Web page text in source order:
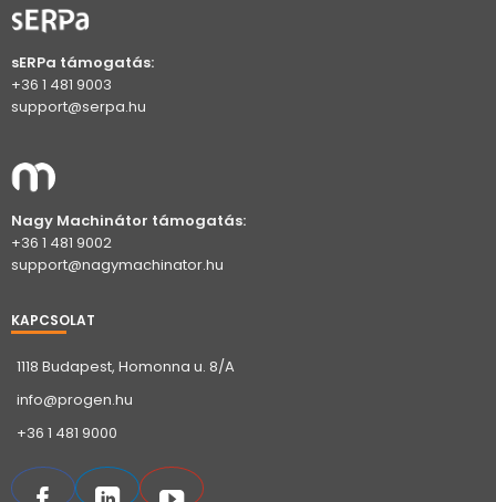
sERPa támogatás:
+36 1 481 9003
support@serpa.hu
Nagy Machinátor támogatás:
+36 1 481 9002
support@nagymachinator.hu
KAPCSOLAT
1118 Budapest, Homonna u. 8/A
info@progen.hu
+36 1 481 9000